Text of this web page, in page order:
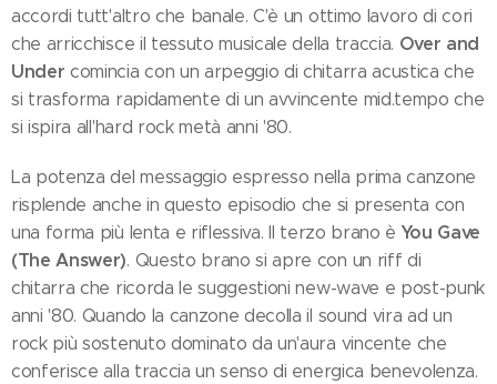
accordi tutt'altro che banale. C'è un ottimo lavoro di cori
che arricchisce il tessuto musicale della traccia. Over and
Under comincia con un arpeggio di chitarra acustica che
si trasforma rapidamente di un avvincente mid.tempo che
si ispira all'hard rock metà anni '80.
La potenza del messaggio espresso nella prima canzone
risplende anche in questo episodio che si presenta con
una forma più lenta e riflessiva. Il terzo brano è You Gave
(The Answer). Questo brano si apre con un riff di
chitarra che ricorda le suggestioni new-wave e post-punk
anni '80. Quando la canzone decolla il sound vira ad un
rock più sostenuto dominato da un'aura vincente che
conferisce alla traccia un senso di energica benevolenza.